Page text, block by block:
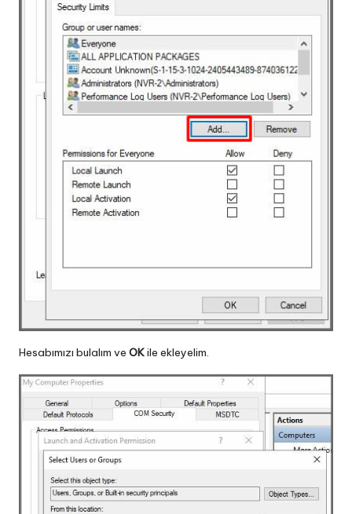
Hesabımızı bulalım ve OKile ekleyelim.